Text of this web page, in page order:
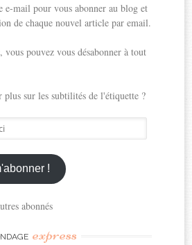
e-mail pour vous abonner au blog et
de chaque nouvel article par email.
pouvez vous désabonner à tout
plus sur les subtilités de l'étiquette ?
!
abonnés
express